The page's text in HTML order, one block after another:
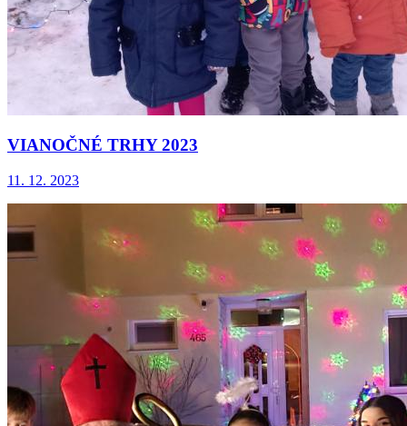
VIANOČNÉ TRHY 2023
11. 12. 2023